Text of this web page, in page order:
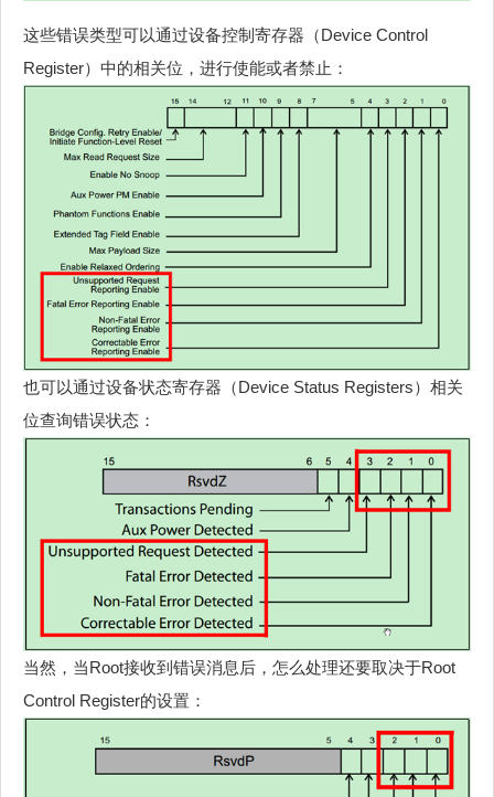
这些错误类型可以通过设备控制寄存器（Device Control
Register）中的相关位，进行使能或者禁止：
也可以通过设备状态寄存器（Device Status Registers）相关
位查询错误状态：
当然，当Root接收到错误消息后，怎么处理还要取决于Root
Control Register的设置：